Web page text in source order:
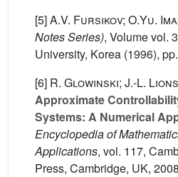
[5]A.V. Fursikov; O.Yu.
Notes Series), Volume vol.
University, Korea (1996),
[6] R. Glowinski; J.-L.
Approximate
Systems: A Numerical
Encyclopedia of
Applications, vol. 117,
Press, Cambridge, UK, 2008